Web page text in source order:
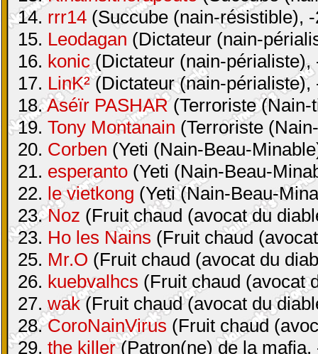
14. rrr14 (Succube (nain-résistible),
15. Leodagan (Dictateur (nain-
16. konic(Dictateur (nain-périaliste),
17. LinK²(Dictateur (nain-périaliste),
18.Aséïr PASHAR(Terroriste (Nain-
19. Tony Montanain (Terroriste
20. Corben (Yeti (Nain-Beau-
21. esperanto (Yeti (Nain-Beau-
22. le vietkong (Yeti (Nain-Beau-
23.Noz (Fruit chaud (avocat du
23. Ho les Nains (Fruit chaud
25. Mr.O (Fruit chaud (avocat du
26. kuebvalhcs (Fruit chaud (avocat
27. wak(Fruit chaud (avocat du
28.CoroNainVirus (Fruit chaud
29. the killer(Patron(ne) de la mafia,